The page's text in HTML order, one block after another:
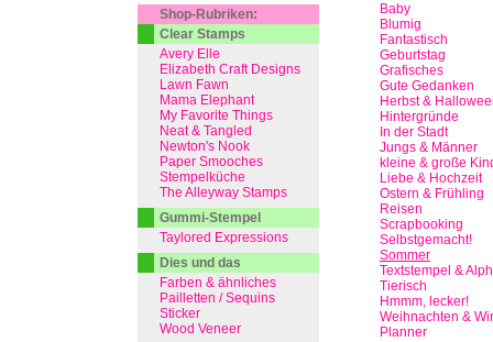
Baby
Blumig
Fantastisch
Geburtstag
Grafisches
Gute Gedanken
Herbst &
Hintergründe
In der Stadt
Jungs & Männer
kleine & große
Liebe & Hochzeit
Ostern & Frühling
Reisen
Scrapbooking
Selbstgemacht!
Sommer
Textstempel &
Tierisch
Hmmm, lecker!
Weihnachten &
Planner
Shop-Rubriken:
Clear Stamps
Avery Elle
Elizabeth Craft Designs
Lawn Fawn
Mama Elephant
My Favorite Things
Neat & Tangled
Newton's Nook
Paper Smooches
Stempelküche
The Alleyway Stamps
Gummi-Stempel
Taylored Expressions
Dies und das
Farben & ähnliches
Pailletten / Sequins
Sticker
Wood Veneer